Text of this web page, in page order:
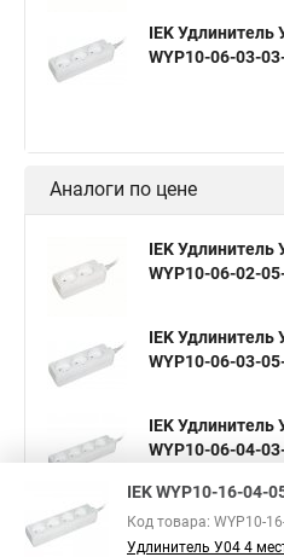
IEK Удлинитель
WYP10-06-03-
Аналоги по цене
IEK Удлинитель
WYP10-06-02-
IEK Удлинитель
WYP10-06-03-
IEK Удлинитель
WYP10-06-04-
IEK WYP10-16-04-
Код товара: WYP10-
Удлинитель У04 4